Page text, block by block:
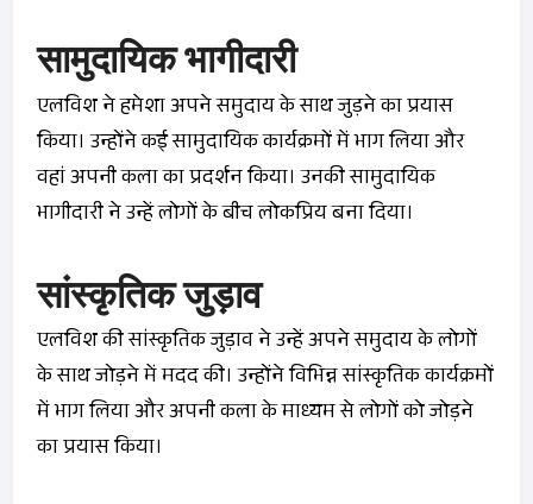
सामुदायिक भागीदारी
एलविश ने हमेशा अपने समुदाय के साथ जुड़ने का प्रयास
किया। उन्होंने कई सामुदायिक कार्यक्रमों में भाग लिया और
वहां अपनी कला का प्रदर्शन किया। उनकी सामुदायिक
भागीदारी ने उन्हें लोगों के बीच लोकप्रिय बना दिया।
सांस्कृतिक जुड़ाव
एलविश की सांस्कृतिक जुड़ाव ने उन्हें अपने समुदाय के लोगों
के साथ जोड़ने में मदद की। उन्होंने विभिन्न सांस्कृतिक कार्यक्रमों
में भाग लिया और अपनी कला के माध्यम से लोगों को जोड़ने
का प्रयास किया।